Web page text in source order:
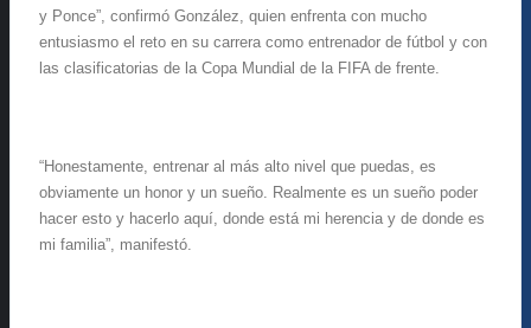
y Ponce”, confirmó González, quien enfrenta con mucho
entusiasmo el reto en su carrera como entrenador de fútbol y con
las clasificatorias de la Copa Mundial de la FIFA de frente.
“Honestamente, entrenar al más alto nivel que puedas, es
obviamente un honor y un sueño. Realmente es un sueño poder
hacer esto y hacerlo aquí, donde está mi herencia y de donde es
mi familia”, manifestó.